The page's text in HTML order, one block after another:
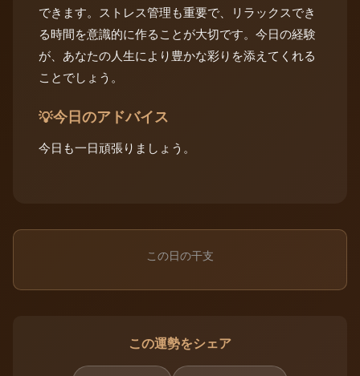
できます。ストレス管理も重要で、リラックスでき
る時間を意識的に作ることが大切です。今日の経験
が、あなたの人生により豊かな彩りを添えてくれる
ことでしょう。
💡今日のアドバイス
今日も一日頑張りましょう。
この日の干支
この運勢をシェア